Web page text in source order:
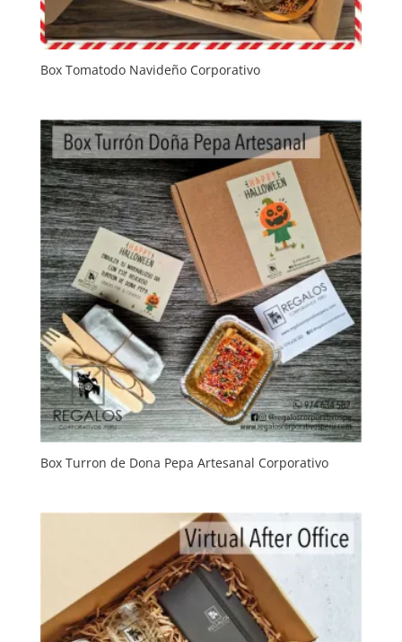
Box Tomatodo Navideño Corporativo
Box Turron de Dona Pepa Artesanal Corporativo